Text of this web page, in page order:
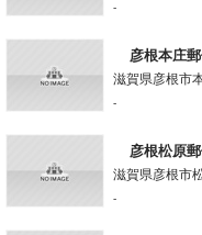
-
彦根本庄
滋賀県彦根市
-
彦根松原
滋賀県彦根市
-